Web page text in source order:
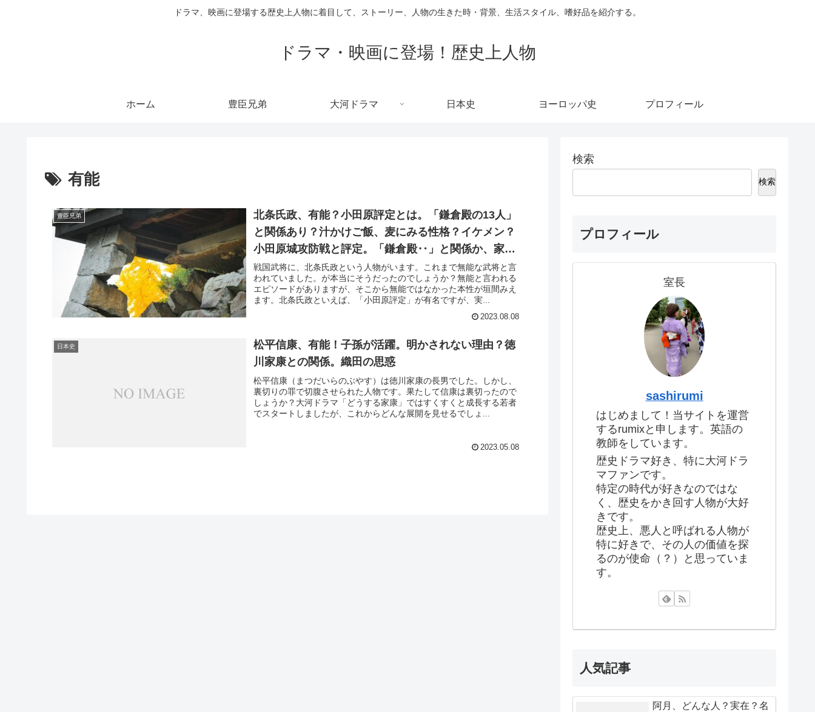
ドラマ、映画に登場する歴史上人物に着目して、ストーリー、人物の生きた時・背景、生活スタイル、嗜好品を紹介する。
ドラマ・映画に登場！歴史上人物
ホーム 豊臣兄弟 大河ドラマ 日本史 ヨーロッパ史 プロフィール
有能
豊臣兄弟
北条氏政、有能？小田原評定とは。「鎌倉殿の13人」
と関係あり？汁かけご飯、麦にみる性格？イケメン？
小田原城攻防戦と評定。「鎌倉殿‥」と関係か、家紋
の謎。
戦国武将に、北条氏政という人物がいます。これまで無能な武将と言
われていました。が本当にそうだったのでしょうか？無能と言われる
エピソードがありますが、そこから無能ではなかった本性が垣間みえ
ます。北条氏政といえば、「小田原評定」が有名ですが、実...
2023.08.08
日本史
松平信康、有能！子孫が活躍。明かされない理由？徳
川家康との関係。織田の思惑
松平信康（まつだいらのぶやす）は徳川家康の長男でした。しかし、
裏切りの罪で切腹させられた人物です。果たして信康は裏切ったので
しょうか？大河ドラマ「どうする家康」ではすくすくと成長する若者
でスタートしましたが、これからどんな展開を見せるでしょ...
2023.05.08
検索
検索
プロフィール
室長
sashirumi
はじめまして！当サイトを運営
するrumixと申します。英語の
教師をしています。
歴史ドラマ好き、特に大河ドラ
マファンです。
特定の時代が好きなのではな
く、歴史をかき回す人物が大好
きです。
歴史上、悪人と呼ばれる人物が
特に好きで、その人の価値を探
るのが使命（？）と思っていま
す。
人気記事
阿月、どんな人？実在？名